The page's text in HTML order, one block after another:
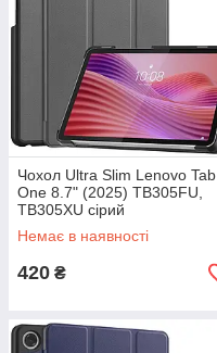
Чохол Ultra Slim Lenovo Tab
One 8.7" (2025) TB305FU,
TB305XU сірий
Немає в наявності
420 ₴